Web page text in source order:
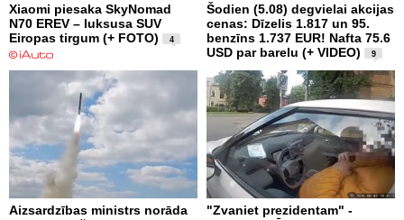
Xiaomi piesaka SkyNomad
N70 EREV – luksusa SUV
Eiropas tirgum (+ FOTO)
4
Šodien (5.08) degvielai akcijas
cenas: Dīzelis 1.817 un 95.
benzīns 1.737 EUR! Nafta 75.6
USD par barelu (+ VIDEO)
9
Aizsardzības ministrs norāda
"Zvaniet prezidentam" -